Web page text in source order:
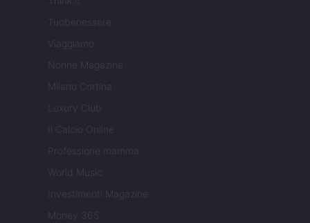
Tuobenessere
Viaggiamo
Nonne Magazine
Milano Cortina
Luxury Club
Il Calcio Online
Professione mamma
World Music
Investimenti Magazine
Money 365